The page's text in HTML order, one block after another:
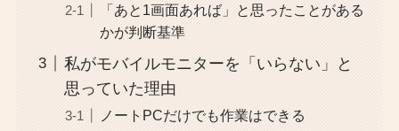
「あと1画面あれば」と思ったことがある
かが判断基準
私がモバイルモニターを「いらない」と
思っていた理由
ノートPCだけでも作業はできる